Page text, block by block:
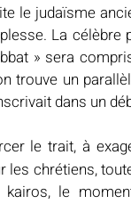
le judaïsme
La
» sera
trouve un
dans un
le trait, à
chrétiens,
le